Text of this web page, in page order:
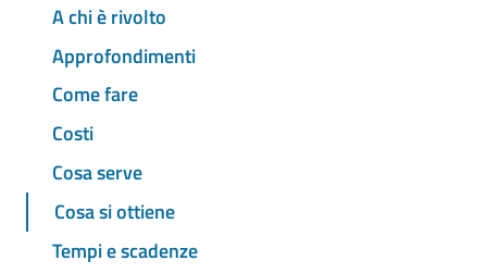
A chi è rivolto
Approfondimenti
Come fare
Costi
Cosa serve
Cosa si ottiene
Tempi e scadenze